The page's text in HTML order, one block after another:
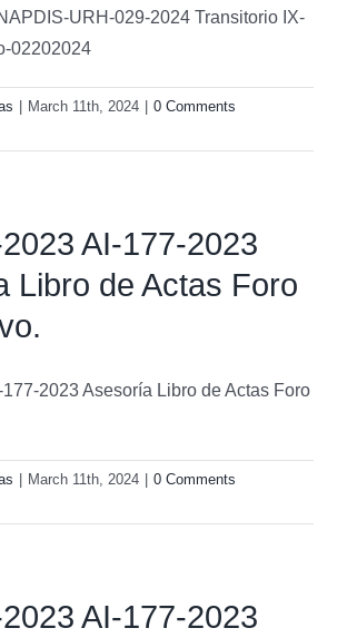
URH-029-2024 Transitorio IX-
02202024
March 11th, 2024
0 Comments
AI-177-2023
Libro de Actas Foro
2023 Asesoría Libro de Actas Foro
March 11th, 2024
0 Comments
AI-177-2023